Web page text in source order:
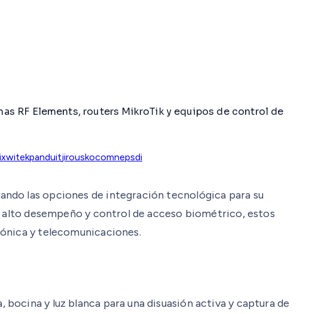
RF Elements, routers MikroTik y equipos de control de
witekpanduitjirouskocomnepsdi
las opciones de integración tecnológica para su
desempeño y control de acceso biométrico, estos
y telecomunicaciones.
y luz blanca para una disuasión activa y captura de